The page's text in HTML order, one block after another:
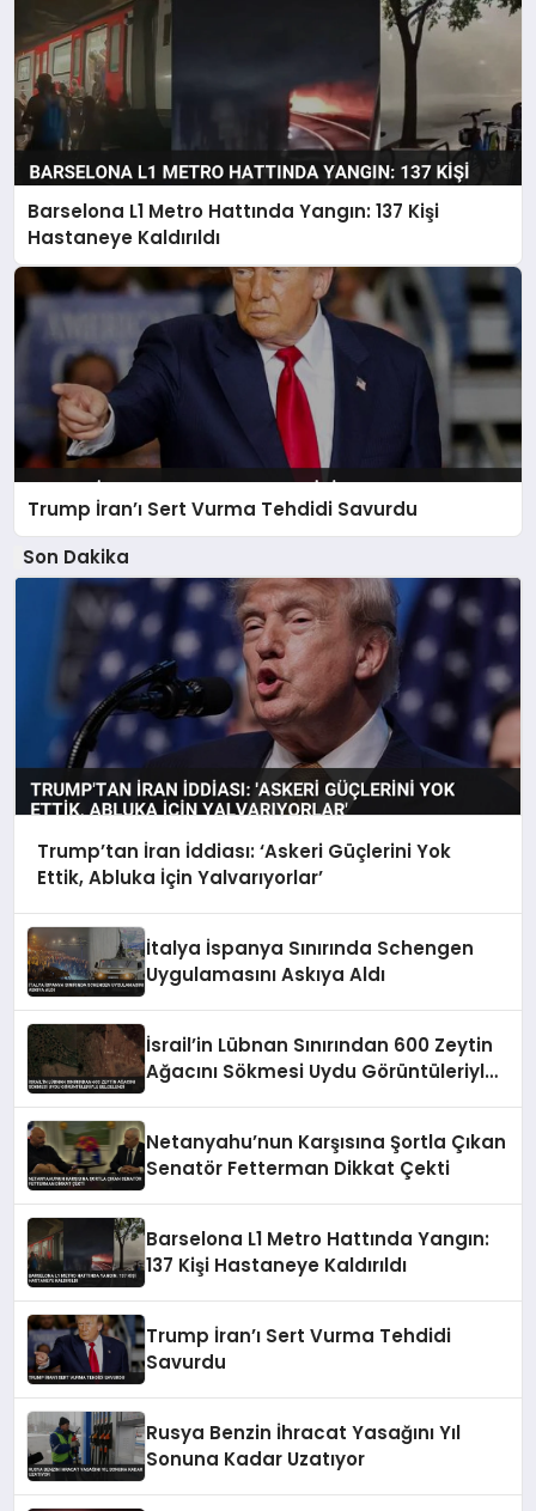
Barselona L1 Metro Hattında Yangın: 137 Kişi
Hastaneye Kaldırıldı
Trump İran’ı Sert Vurma Tehdidi Savurdu
Son Dakika
Trump’tan İran İddiası: ‘Askeri Güçlerini Yok
Ettik, Abluka İçin Yalvarıyorlar’
İtalya İspanya Sınırında Schengen
Uygulamasını Askıya Aldı
İsrail’in Lübnan Sınırından 600 Zeytin
Ağacını Sökmesi Uydu Görüntüleriyle
Netanyahu’nun Karşısına Şortla Çıkan
Senatör Fetterman Dikkat Çekti
Barselona L1 Metro Hattında Yangın:
137 Kişi Hastaneye Kaldırıldı
Trump İran’ı Sert Vurma Tehdidi
Savurdu
Rusya Benzin İhracat Yasağını Yıl
Sonuna Kadar Uzatıyor